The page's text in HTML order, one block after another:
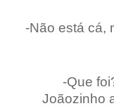
-Não está cá,
-Que
Joãozinho